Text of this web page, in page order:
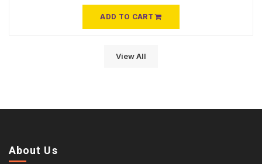
ADD TO CART
View All
About Us